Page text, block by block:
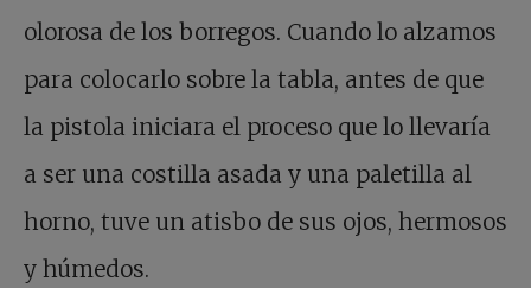
olorosa de los borregos. Cuando lo alzamos
para colocarlo sobre la tabla, antes de que
la pistola iniciara el proceso que lo llevaría
a ser una costilla asada y una paletilla al
horno, tuve un atisbo de sus ojos, hermosos
y húmedos.